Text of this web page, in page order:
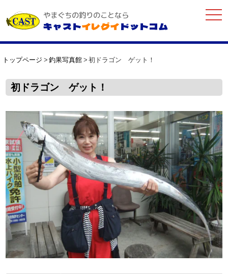
やまぐちの釣りのことなら
キャストイレグイドットコム
トップページ 釣果写真館 初ドラゴン ゲット！
初ドラゴン ゲット！